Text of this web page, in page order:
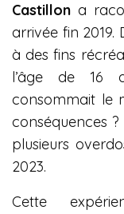
Castillon a
arrivée fin 2019.
à des fins
l’âge de 16
consommait le
conséquences
plusieurs
2023.
Cette